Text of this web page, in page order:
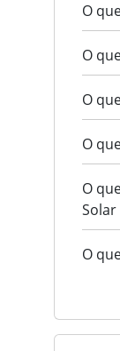
O
O
O
O
O
Solar
O